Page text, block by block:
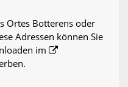
Ortes Botterens oder
Adressen können Sie
im